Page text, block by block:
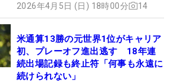
2026年4月5日 (日) 18時00分 14
米通算13勝の元世界1位がキャリア
初、プレーオフ進出逃す 18年連
続出場記録も終止符「何事も永遠に
続けられない」